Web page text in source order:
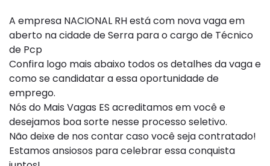
A empresa NACIONAL RH está com nova vaga em
aberto na cidade de Serra para o cargo de Técnico
de Pcp
Confira logo mais abaixo todos os detalhes da vaga e
como se candidatar a essa oportunidade de
emprego.
Nós do Mais Vagas ES acreditamos em você e
desejamos boa sorte nesse processo seletivo.
Não deixe de nos contar caso você seja contratado!
Estamos ansiosos para celebrar essa conquista